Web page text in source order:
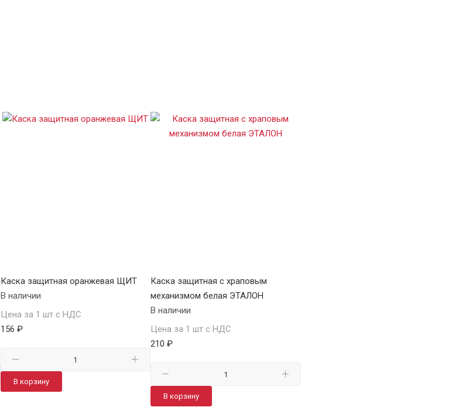
Каска защитная оранжевая ЩИТ
В наличии
Цена за 1 шт с НДС
156 ₽
В корзину
Каска защитная с храповым
механизмом белая ЭТАЛОН
В наличии
Цена за 1 шт с НДС
210 ₽
В корзину